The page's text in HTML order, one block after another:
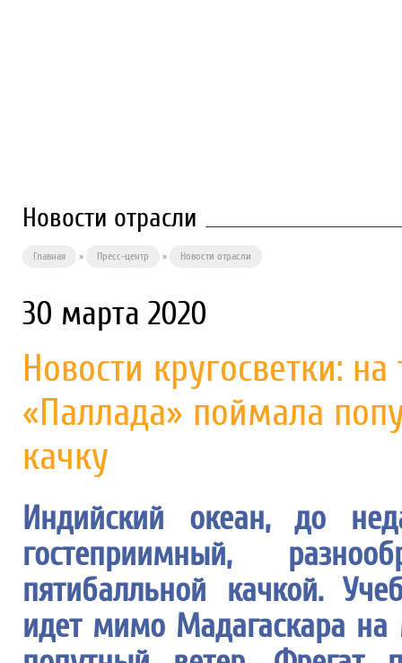
Новости отрасли
Главная » Пресс-центр » Новости отрасли
30 марта 2020
Новости кругосветки:
«Паллада» поймала
качку
Индийский океан, до
гостеприимный,
пятибалльной качкой.
идет мимо Мадагаскара